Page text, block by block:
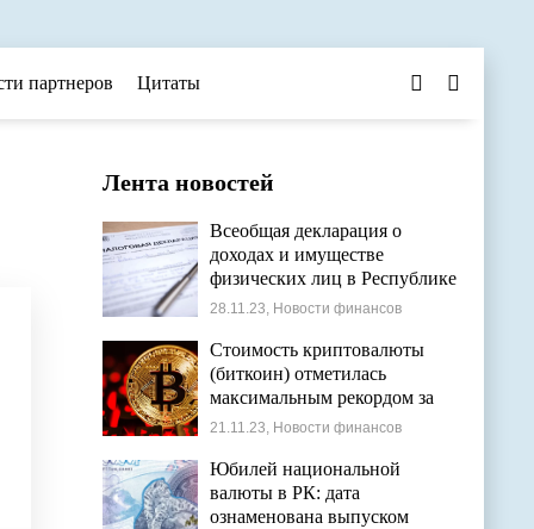
партнеров Цитаты
Лента новостей
Всеобщая декларация о
доходах и имуществе
физических лиц в Республике
Казахстан
28.11.23, Новости финансов
Стоимость криптовалюты
(биткоин) отметилась
максимальным рекордом за
этот год
21.11.23, Новости финансов
Юбилей национальной
валюты в РК: дата
ознаменована выпуском